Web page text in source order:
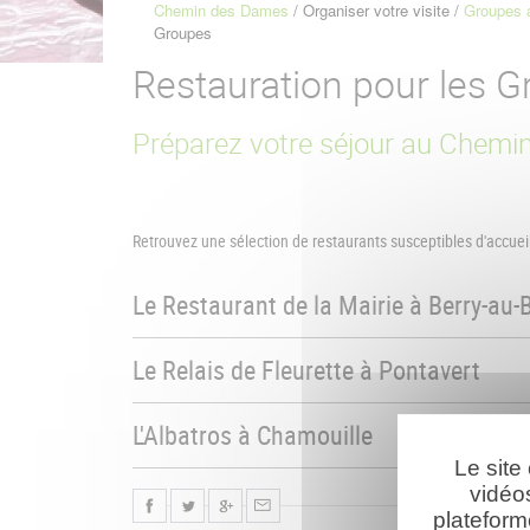
Fil
Chemin des Dames Organiser votre visite Groupes
Groupes
Restauration pour les
Préparez votre séjour au
Retrouvez une sélection de restaurants susceptibles
Le Restaurant de la Mairie à Berry-au-
Le Relais de Fleurette à Pontavert
L'Albatros à Chamouille
Le site